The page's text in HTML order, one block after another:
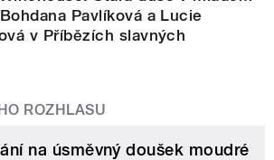
Pavlíková a Lucie
v Příbězích slavných
ROZHLASU
na úsměvný doušek moudré